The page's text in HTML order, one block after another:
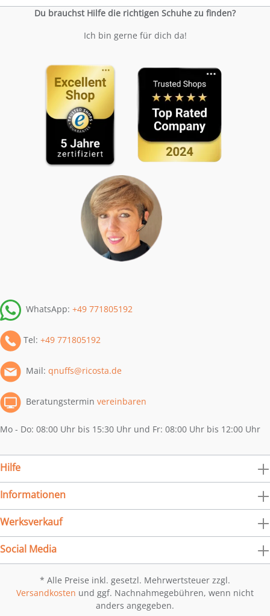
Du brauchst Hilfe die richtigen Schuhe zu finden?
Ich bin gerne für dich da!
WhatsApp: +49 771805192
Tel: +49 771805192
Mail: qnuffs@ricosta.de
Beratungstermin vereinbaren
Mo - Do: 08:00 Uhr bis 15:30 Uhr und Fr: 08:00 Uhr bis 12:00 Uhr
Hilfe
Informationen
Werksverkauf
Social Media
* Alle Preise inkl. gesetzl. Mehrwertsteuer zzgl.
Versandkosten und ggf. Nachnahmegebühren, wenn nicht
anders angegeben.